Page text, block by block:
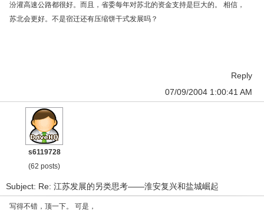
汾灌高速公路都很好。而且，省委每年对苏北的资金支持是巨大的。 相信，
苏北会更好。不是宿迁还有压缩饼干式发展吗？
Reply
07/09/2004 1:00:41 AM
s6119728
(62 posts)
Subject: Re: 江苏发展的另类思考——淮安复兴和盐城崛起
写得不错，顶一下。 可是，